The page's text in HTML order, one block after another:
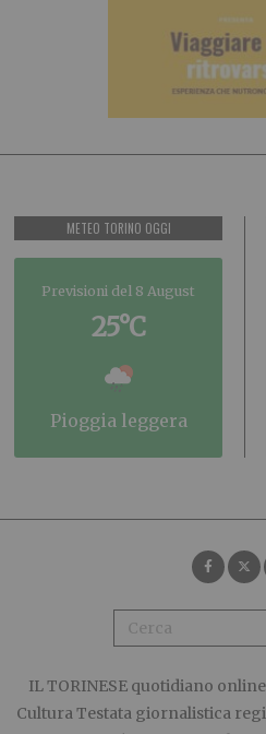
METEO TORINO OGGI
Previsioni del 8 August
25°C
pioggia leggera
IL TORINESE quotidiano
Cultura Testata giornalistica